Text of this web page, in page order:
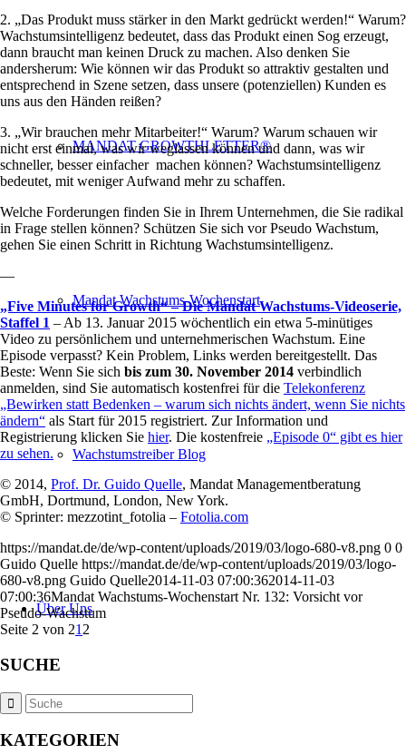
MANDAT GROWTHLETTER®
Mandat Wachstums-Wochenstart
Wachstumstreiber Blog
Über Uns
2. „Das Produkt muss stärker in den Markt gedrückt werden!“ Warum?
Wachstumsintelligenz bedeutet, dass das Produkt einen Sog erzeugt,
dann braucht man keinen Druck zu machen. Also denken Sie
andersherum: Wie können wir das Produkt so attraktiv gestalten und
entsprechend in Szene setzen, dass unsere (potenziellen) Kunden es
uns aus den Händen reißen?
3. „Wir brauchen mehr Mitarbeiter!“ Warum? Warum schauen wir
nicht erst einmal, was wir weglassen können und dann, was wir
schneller, besser einfacher machen können? Wachstumsintelligenz
bedeutet, mit weniger Aufwand mehr zu schaffen.
Welche Forderungen finden Sie in Ihrem Unternehmen, die Sie radikal
in Frage stellen können? Schützen Sie sich vor Pseudo Wachstum,
gehen Sie einen Schritt in Richtung Wachstumsintelligenz.
—
„Five Minutes for Growth“ – Die Mandat Wachstums-Videoserie,
Staffel 1 – Ab 13. Januar 2015 wöchentlich ein etwa 5-minütiges
Video zu persönlichem und unternehmerischen Wachstum. Eine
Episode verpasst? Kein Problem, Links werden bereitgestellt. Das
Beste: Wenn Sie sich bis zum 30. November 2014 verbindlich
anmelden, sind Sie automatisch kostenfrei für die Telekonferenz
„Bewirken statt Bedenken – warum sich nichts ändert, wenn Sie nichts
ändern“ als Start für 2015 registriert. Zur Information und
Registrierung klicken Sie hier. Die kostenfreie „Episode 0“ gibt es hier
zu sehen.
© 2014, Prof. Dr. Guido Quelle, Mandat Managementberatung
GmbH, Dortmund, London, New York.
© Sprinter: mezzotint_fotolia – Fotolia.com
https://mandat.de/de/wp-content/uploads/2019/03/logo-680-v8.png 0 0
Guido Quelle https://mandat.de/de/wp-content/uploads/2019/03/logo-
680-v8.png Guido Quelle2014-11-03 07:00:362014-11-03
07:00:36Mandat Wachstums-Wochenstart Nr. 132: Vorsicht vor
Pseudo-Wachstum
Seite 2 von 21 2
SUCHE
KATEGORIEN